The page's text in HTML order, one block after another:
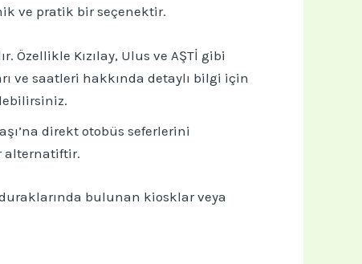
ve pratik bir seçenektir.
Kızılay, Ulus ve AŞTİ gibi
ve saatleri hakkında detaylı bilgi için
direkt otobüs seferlerini
alternatiftir.
bulunan kiosklar veya